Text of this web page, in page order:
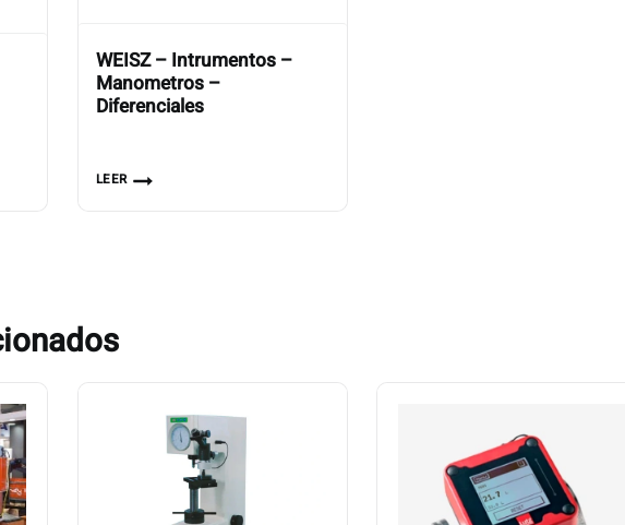
WEISZ – Intrumentos –
Manometros –
Diferenciales
LEER